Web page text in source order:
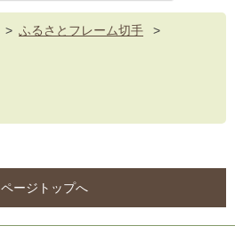
> ふるさとフレーム切手
>
ページトップへ